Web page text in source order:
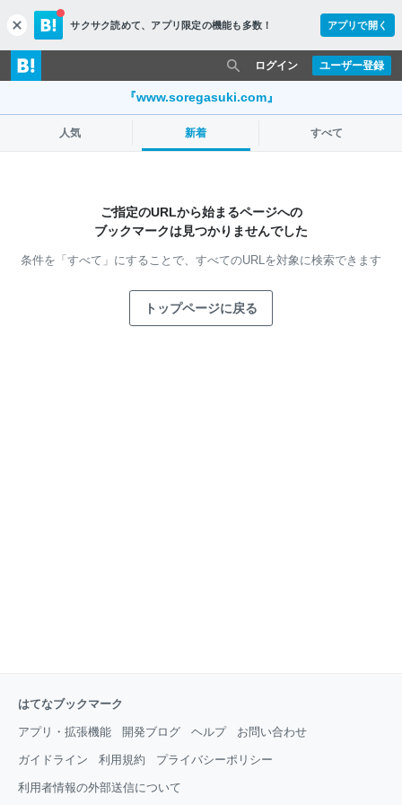
c
l
o
s
サクサク読めて、 アプリ限定の機能も多数！ アプリで開く
ユーザー登録
ログイン
『www.soregasuki.com』
人気 新着 すべて
ご指定のURLから始まるページへの
ブックマークは見つかりませんでした
条件を「すべて」にすることで、 すべてのURLを対象に検索できます
トップページに戻る
はてなブックマーク
アプリ・拡張機能 開発ブログ ヘルプ お問い合わせ
ガイドライン 利用規約 プライバシーポリシー
利用者情報の外部送信について